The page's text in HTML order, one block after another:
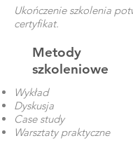
Ukończenie szkolenia
certyfikat.
Metody
szkoleniowe
Wykład
Dyskusja
Case study
Warsztaty praktyczne